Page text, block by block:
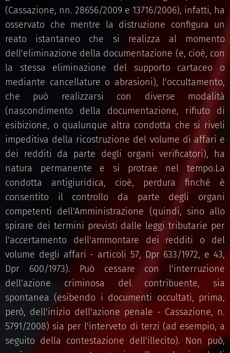
(Cassazione, nn. 28656/2009 e 13716/2006), infatti, ha
osservato che mentre la distruzione configura un
reato istantaneo che si realizza al momento
dell'eliminazione della documentazione (e, cioè, con
la stessa eliminazione del supporto cartaceo o
mediante cancellature o abrasioni), l'occultamento,
che può realizzarsi con diverse modalità
(nascondimento della documentazione, rifiuto di
esibizione, o qualunque altra condotta che si riveli
impeditiva della ricostruzione del volume di affari e
dei redditi da parte degli organi verificatori), ha
natura permanente e si protrae nel tempo.La
condotta antigiuridica, cioè, perdura finché è
consentito il controllo da parte degli organi
competenti dell'Amministrazione (quindi, sino allo
spirare dei termini previsti dalle leggi tributarie per
l'accertamento dell'ammontare dei redditi o del
volume degli affari - articoli 57, Dpr 633/1972, e 43,
Dpr 600/1973). Può cessare con l'interruzione
dell'azione criminosa del contribuente, sia
spontanea (esibendo i documenti occultati, prima,
però, dell'inizio dell'azione penale - Cassazione, n.
5791/2008) sia per l'interveto di terzi (ad esempio, a
seguito della contestazione dell'illecito). Non può,